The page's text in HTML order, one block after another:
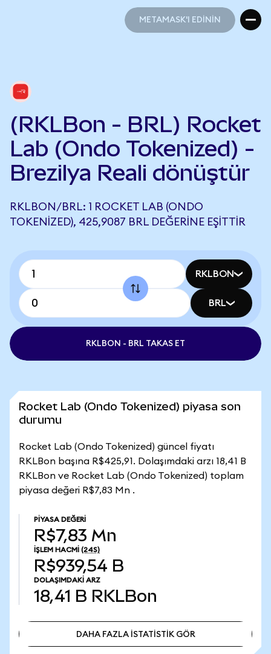
METAMASK'I EDİNİN
(RKLBon - BRL) Rocket
Lab (Ondo Tokenized) -
Brezilya Reali dönüştür
RKLBON/BRL: 1 ROCKET LAB (ONDO
TOKENIZED), 425,9087 BRL DEĞERINE EŞITTIR
RKLBON
BRL
RKLBON - BRL TAKAS ET
Rocket Lab (Ondo Tokenized) piyasa son
durumu
Rocket Lab (Ondo Tokenized) güncel fiyatı
RKLBon başına R$425,91. Dolaşımdaki arzı 18,41 B
RKLBon ve Rocket Lab (Ondo Tokenized) toplam
piyasa değeri R$7,83 Mn .
PIYASA DEĞERI
R$7,83 Mn
İŞLEM HACMI (24S)
R$939,54 B
DOLAŞIMDAKI ARZ
18,41 B RKLBon
DAHA FAZLA İSTATİSTİK GÖR